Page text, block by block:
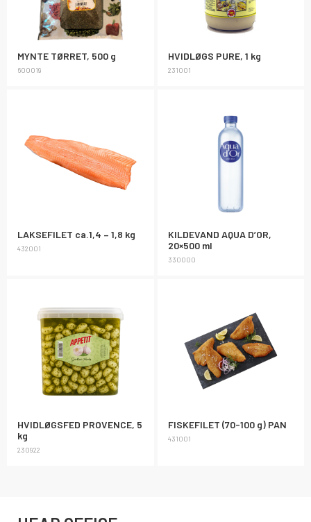
MYNTE TØRRET, 500 g
600019
HVIDLØGS PURE, 1 kg
231001
LAKSEFILET ca.1,4 – 1,8 kg
432001
KILDEVAND AQUA D’OR,
20×500 ml
330000
HVIDLØGSFED PROVENCE, 5
kg
230922
FISKEFILET (70-100 g) PAN
431001